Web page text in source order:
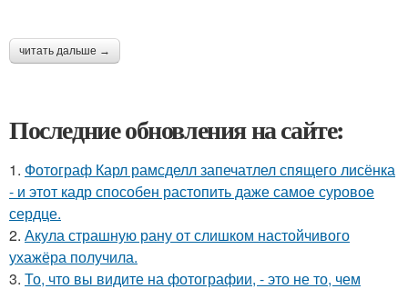
читать дальше →
Последние обновления на сайте:
1. Фотограф Карл рамсделл запечатлел спящего лисёнка
- и этот кадр способен растопить даже самое суровое
сердце.
2. Акула страшную рану от слишком настойчивого
ухажёра получила.
3. То, что вы видите на фотографии, - это не то, чем